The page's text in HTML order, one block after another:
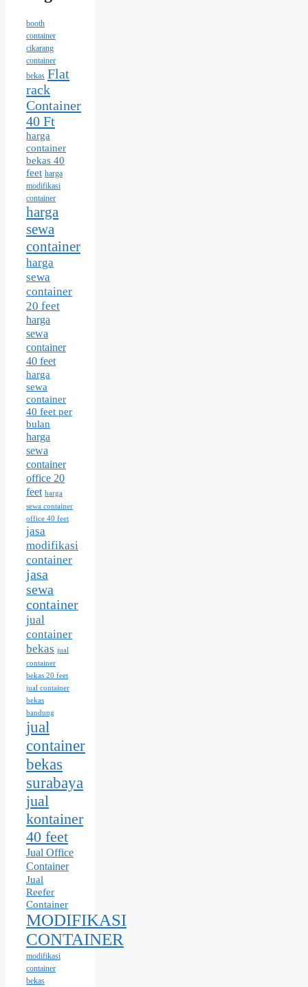
booth
container
cikarang
container
bekas Flat
rack
Container
40 Ft
harga
container
bekas 40
feet harga
modifikasi
container
harga
sewa
container
harga
sewa
container
20 feet
harga
sewa
container
40 feet
harga
sewa
container
40 feet per
bulan
harga
sewa
container
office 20
feet harga
sewa container
office 40 feet
jasa
modifikasi
container
jasa
sewa
container
jual
container
bekas jual
container
bekas 20 feet
jual container
bekas
bandung
jual
container
bekas
surabaya
jual
kontainer
40 feet
Jual Office
Container
Jual
Reefer
Container
MODIFIKASI
CONTAINER
modifikasi
container
bekas